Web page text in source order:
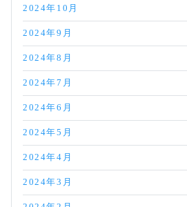
2024年10月
2024年9月
2024年8月
2024年7月
2024年6月
2024年5月
2024年4月
2024年3月